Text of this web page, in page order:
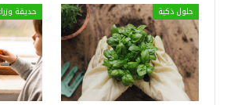
حلول ذكية حديقة